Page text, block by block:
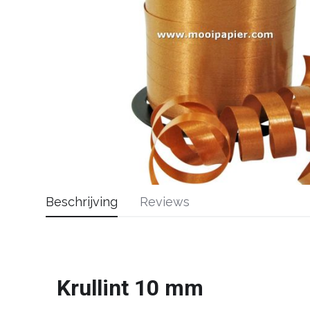
Beschrijving
Krullint 10 mm
Reviews